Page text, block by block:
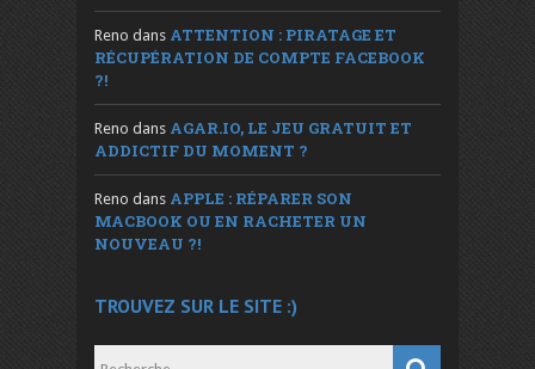
Reno dans ATTENTION : PIRATAGE ET
RÉCUPÉRATION DE COMPTE FACEBOOK
?!
Reno dans AGAR.IO, LE JEU GRATUIT ET
ADDICTIF DU MOMENT ?
Reno dans APPLE : RÉPARER SON
MACBOOK OU EN RACHETER UN
NOUVEAU ?!
TROUVEZ SUR LE SITE :)